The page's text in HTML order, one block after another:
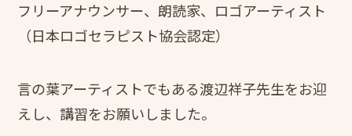
フリーアナウンサー、朗読家、ロゴアーティスト
（日本ロゴセラピスト協会認定）
言の葉アーティストでもある渡辺祥子先生をお迎
えし、講習をお願いしました。